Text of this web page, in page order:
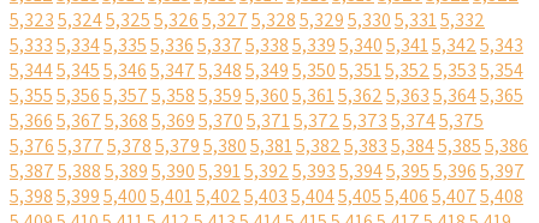
5,3235,3245,3255,3265,3275,3285,3295,3305,3315,332
5,3335,3345,3355,3365,3375,3385,3395,3405,3415,3425,343
5,3445,3455,3465,3475,3485,3495,3505,3515,3525,3535,354
5,3555,3565,3575,3585,3595,3605,3615,3625,3635,3645,365
5,3665,3675,3685,3695,3705,3715,3725,3735,3745,375
5,3765,3775,3785,3795,3805,3815,3825,3835,3845,3855,386
5,3875,3885,3895,3905,3915,3925,3935,3945,3955,3965,397
5,3985,3995,4005,4015,4025,4035,4045,4055,4065,4075,408